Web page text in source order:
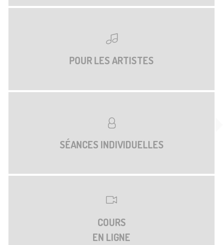
POUR LES ARTISTES
SÉANCES INDIVIDUELLES
COURS
EN LIGNE